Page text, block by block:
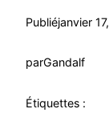
Publiéjanvier
parGandalf
Étiquettes :